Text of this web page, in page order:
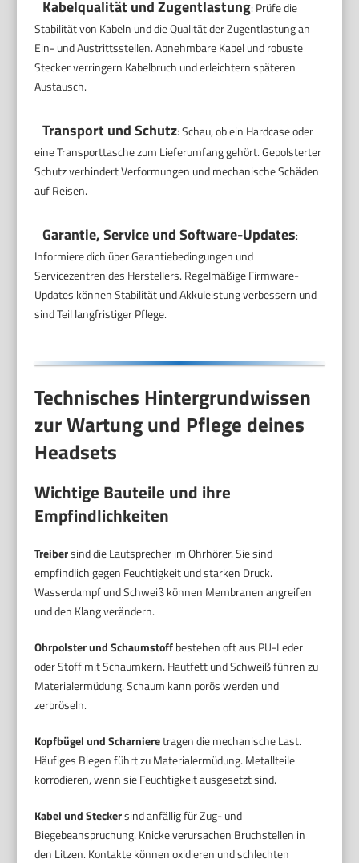
Kabelqualität und Zugentlastung: Prüfe die
Stabilität von Kabeln und die Qualität der Zugentlastung an
Ein- und Austrittsstellen. Abnehmbare Kabel und robuste
Stecker verringern Kabelbruch und erleichtern späteren
Austausch.
Transport und Schutz: Schau, ob ein Hardcase oder
eine Transporttasche zum Lieferumfang gehört. Gepolsterter
Schutz verhindert Verformungen und mechanische Schäden
auf Reisen.
Garantie, Service und Software-Updates:
Informiere dich über Garantiebedingungen und
Servicezentren des Herstellers. Regelmäßige Firmware-
Updates können Stabilität und Akkuleistung verbessern und
sind Teil langfristiger Pflege.
Technisches Hintergrundwissen
zur Wartung und Pflege deines
Headsets
Wichtige Bauteile und ihre
Empfindlichkeiten
Treibersind die Lautsprecher im Ohrhörer. Sie sind
empfindlich gegen Feuchtigkeit und starken Druck.
Wasserdampf und Schweiß können Membranen angreifen
und den Klang verändern.
Ohrpolster und Schaumstoffbestehen oft aus PU-Leder
oder Stoff mit Schaumkern. Hautfett und Schweiß führen zu
Materialermüdung. Schaum kann porös werden und
zerbröseln.
Kopfbügel und Scharnieretragen die mechanische Last.
Häufiges Biegen führt zu Materialermüdung. Metallteile
korrodieren, wenn sie Feuchtigkeit ausgesetzt sind.
Kabel und Steckersind anfällig für Zug- und
Biegebeanspruchung. Knicke verursachen Bruchstellen in
den Litzen. Kontakte können oxidieren und schlechten